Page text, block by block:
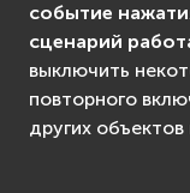
событие
сценарий
выключить
повторного
других